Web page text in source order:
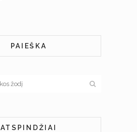
PAIEŠKA
ATSPINDŽIAI